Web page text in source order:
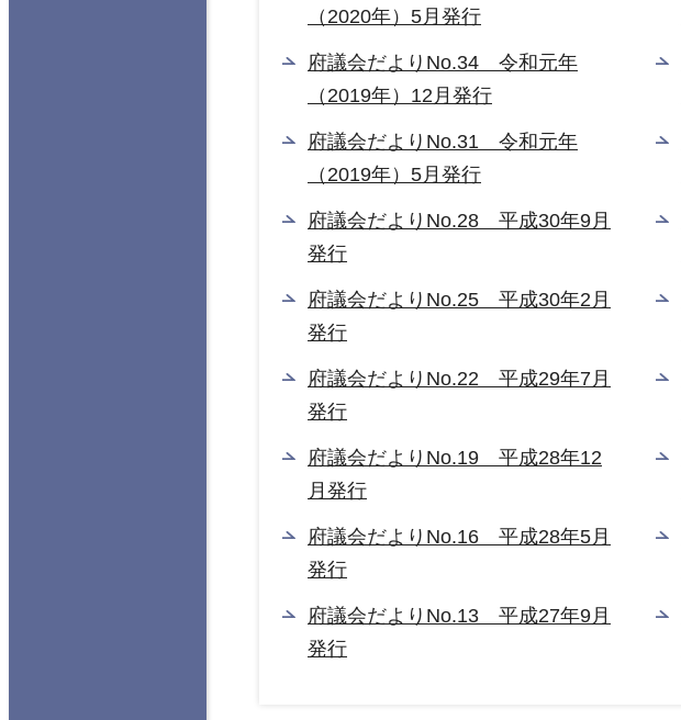
（2020年）5月発行
府議会だよりNo.34 令和元年
（2019年）12月発行
府議会だよりNo.31 令和元年
（2019年）5月発行
府議会だよりNo.28 平成30年9月
発行
府議会だよりNo.25 平成30年2月
発行
府議会だよりNo.22 平成29年7月
発行
府議会だよりNo.19 平成28年12
月発行
府議会だよりNo.16 平成28年5月
発行
府議会だよりNo.13 平成27年9月
発行